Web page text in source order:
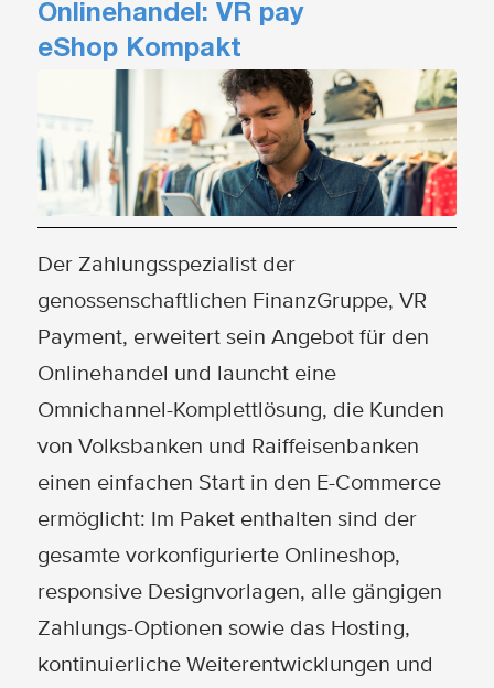
Onlinehandel: VR pay
eShop Kompakt
Der Zahlungsspezialist der
genossenschaftlichen FinanzGruppe, VR
Payment, erweitert sein Angebot für den
Onlinehandel und launcht eine
Omnichannel-Komplettlösung, die Kunden
von Volksbanken und Raiffeisenbanken
einen einfachen Start in den E-Commerce
ermöglicht: Im Paket enthalten sind der
gesamte vorkonfigurierte Onlineshop,
responsive Designvorlagen, alle gängigen
Zahlungs-Optionen sowie das Hosting,
kontinuierliche Weiterentwicklungen und